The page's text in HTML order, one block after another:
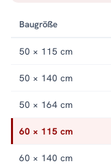
Baugröße
50 × 115 cm
50 × 140 cm
50 × 164 cm
60 × 115 cm
60 × 140 cm